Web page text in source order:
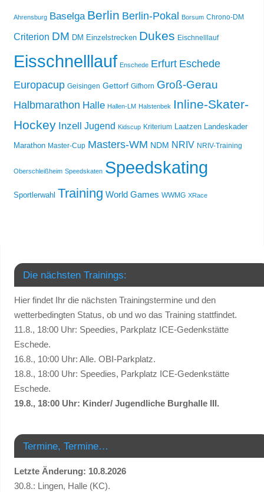
Ahrensburg Baselga Berlin Berlin-Pokal Borsum Chrono-DM
Criterion DM DM Einzelstrecken Dukes Eischnelllauf
Eisschnelllauf Enschede Erfurt Eschede
Europacup Geisingen Gettorf Gifhorn Groß-Gerau
Halbmarathon Halle Hallen-LM Halstenbek Inline-Skater-
Hockey Inzell Jugend Kidscup Kriterium Laatzen Landeskader
Marathon Master-Cup Masters-WM NDM NRIV NRIV-Training
Oberschleißheim Speedskaten Speedskating
Sportlerwahl Training World Games WWMG XRace
Die nächsten Trainings:
Hier findet Ihr die nächsten Trainingstermine und den
wetterbedingten Status, ob und wo das Training stattfindet.
11.8., 18:00 Uhr: Speedies, Parkplatz ICE-Gedenkstätte
Eschede.
16.8., 10:00 Uhr: Alle. OBI-Parkplatz.
18.8., 18:00 Uhr: Speedies, Parkplatz ICE-Gedenkstätte
Eschede.
19.8., 18:00 Uhr: Kinder/ Jugendliche Burghalle III.
Termine, Termine…
Letzte Änderung: 10.8.2026
30.8.: Lingen, Halle (KC).